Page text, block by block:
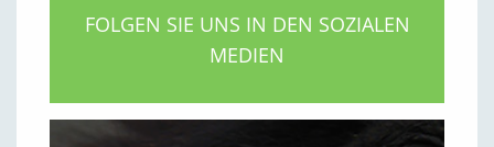
FOLGEN SIE UNS IN DEN SOZIALEN
MEDIEN